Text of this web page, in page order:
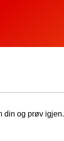
din og prøv igjen.